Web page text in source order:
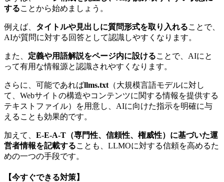
することから始めましょう。
例えば、 タイトルや見出しに質問形式を取り入れることで、
AIが質問に対する回答として認識しやすくなります。
また、 定義や用語解説をページ内に設けることで、AIにと
って有用な情報源と認識されやすくなります。
さらに、可能であればllms.txt （大規模言語モデルに対し
て、Webサイトの構造やコンテンツに関する情報を提供する
テキストファイル）を用意し、AIに向けた指示を明確に与
えることも効果的です。
加えて、 E-E-A-T（専門性、信頼性、権威性）に基づいた運
営者情報を記載することも、LLMOに対する信頼を高めるた
めの一つの手段です。
【今すぐできる対策】